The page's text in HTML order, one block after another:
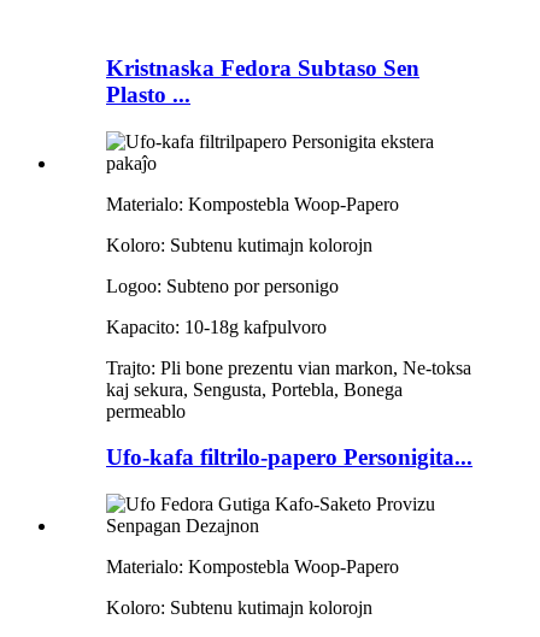
Kristnaska Fedora Subtaso Sen
Plasto ...
Materialo: Kompostebla Woop-Papero
Koloro: Subtenu kutimajn kolorojn
Logoo: Subteno por personigo
Kapacito: 10-18g kafpulvoro
Trajto: Pli bone prezentu vian markon, Ne-toksa
kaj sekura, Sengusta, Portebla, Bonega
permeablo
Ufo-kafa filtrilo-papero Personigita...
Materialo: Kompostebla Woop-Papero
Koloro: Subtenu kutimajn kolorojn